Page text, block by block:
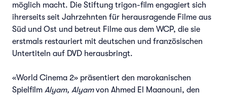
möglich macht. Die Stiftung trigon-film engagiert sich
ihrerseits seit Jahrzehnten für herausragende Filme aus
Süd und Ost und betreut Filme aus dem WCP, die sie
erstmals restauriert mit deutschen und französischen
Untertiteln auf DVD herausbringt.
«World Cinema 2» präsentiert den marokanischen
Spielfilm Alyam, Alyamvon Ahmed El Maanouni, den